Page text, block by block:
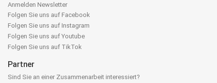
Anmelden Newsletter
Folgen Sie uns auf Facebook
Folgen Sie uns auf Instagram
Folgen Sie uns auf Youtube
Folgen Sie uns auf TikTok
Partner
Sind Sie an einer Zusammenarbeit interessiert?